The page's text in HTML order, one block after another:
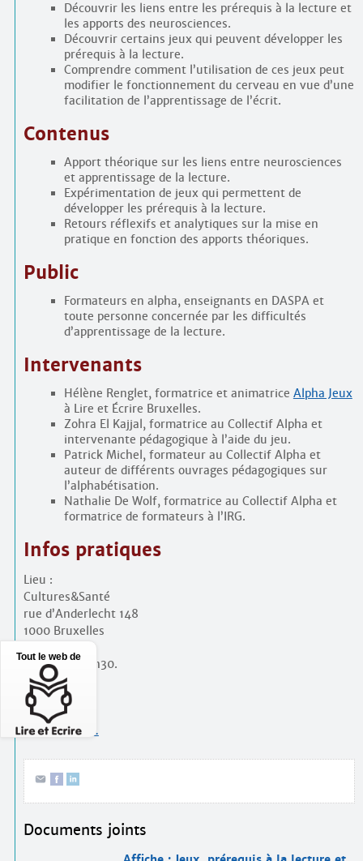
Découvrir les liens entre les prérequis à la lecture et
les apports des neurosciences.
Découvrir certains jeux qui peuvent développer les
prérequis à la lecture.
Comprendre comment l’utilisation de ces jeux peut
modifier le fonctionnement du cerveau en vue d’une
facilitation de l’apprentissage de l’écrit.
Contenus
Apport théorique sur les liens entre neurosciences
et apprentissage de la lecture.
Expérimentation de jeux qui permettent de
développer les prérequis à la lecture.
Retours réflexifs et analytiques sur la mise en
pratique en fonction des apports théoriques.
Public
Formateurs en alpha, enseignants en DASPA et
toute personne concernée par les difficultés
d’apprentissage de la lecture.
Intervenants
Hélène Renglet, formatrice et animatrice Alpha Jeux
à Lire et Écrire Bruxelles.
Zohra El Kajjal, formatrice au Collectif Alpha et
intervenante pédagogique à l’aide du jeu.
Patrick Michel, formateur au Collectif Alpha et
auteur de différents ouvrages pédagogiques sur
l’alphabétisation.
Nathalie De Wolf, formatrice au Collectif Alpha et
formatrice de formateurs à l’IRG.
Infos pratiques
Lieu :
Cultures&Santé
rue d’Anderlecht 148
1000 Bruxelles
De 9h15 à 16h30.
PAF : 25 €.
Inscriptions…
Documents joints
Tout le web de